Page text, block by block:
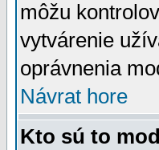
môžu
vytvárenie
oprávnenia
Návrat hore
Kto sú to